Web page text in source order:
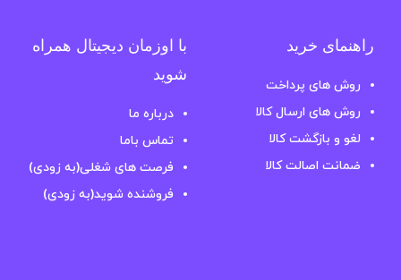
راهنمای خرید
روش های پرداخت
روش های ارسال کالا
لغو و بازگشت کالا
ضمانت اصالت کالا
با اوزمان دیجیتال همراه
شوید
درباره ما
تماس باما
فرصت های شغلی(به زودی)
فروشنده شوید(به زودی)